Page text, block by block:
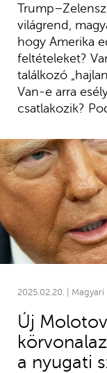
világrend,
hogy Amerika
feltételeket?
találkozó
Van-e arra
csatlakozik?
2025.02.20. | Magyari
Új
a nyugati